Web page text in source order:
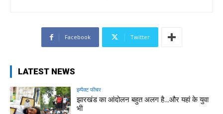
Facebook Twitter
LATEST NEWS
इम्पैक्ट फीचर
झारखंड का आंदोलन बहुत अलग है…और यहां के युवा
भी